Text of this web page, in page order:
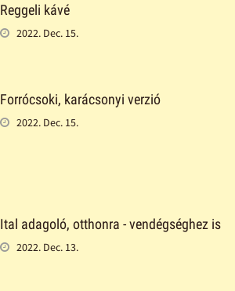
Reggeli kávé
2022. Dec. 15.
Forrócsoki, karácsonyi verzió
2022. Dec. 15.
Ital adagoló, otthonra - vendégséghez is
2022. Dec. 13.